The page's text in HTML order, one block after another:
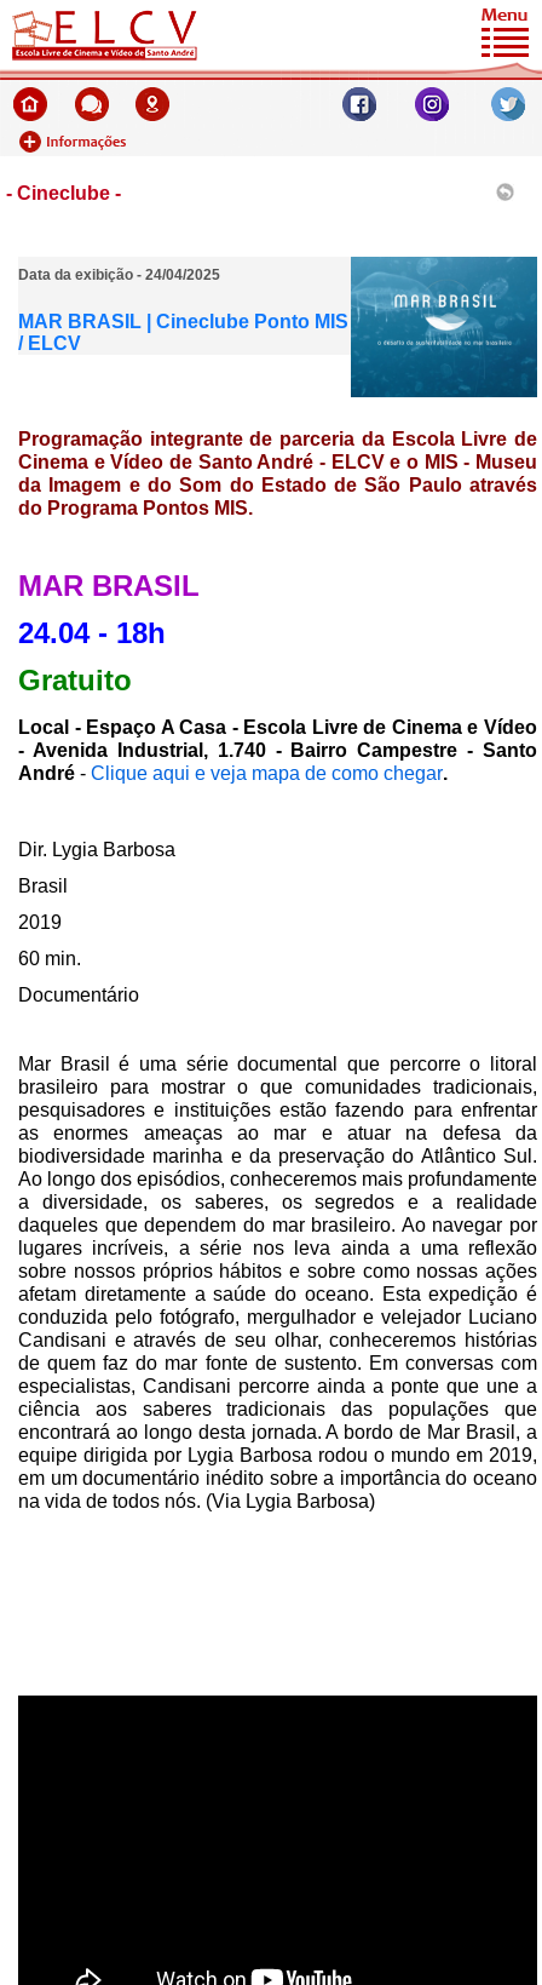
- Cineclube -
Data da exibição - 24/04/2025
MAR BRASIL | Cineclube Ponto MIS
/ ELCV
Programação integrante de parceria da Escola Livre de
Cinema e Vídeo de Santo André - ELCV e o MIS - Museu
da Imagem e do Som do Estado de São Paulo através
do Programa Pontos MIS.
MAR BRASIL
24.04 - 18h
Gratuito
Local - Espaço A Casa - Escola Livre de Cinema e Vídeo
- Avenida Industrial, 1.740 - Bairro Campestre - Santo
André - Clique aqui e veja mapa de como chegar.
Dir. Lygia Barbosa
Brasil
2019
60 min.
Documentário
Mar Brasil é uma série documental que percorre o litoral
brasileiro para mostrar o que comunidades tradicionais,
pesquisadores e instituições estão fazendo para enfrentar
as enormes ameaças ao mar e atuar na defesa da
biodiversidade marinha e da preservação do Atlântico Sul.
Ao longo dos episódios, conheceremos mais profundamente
a diversidade, os saberes, os segredos e a realidade
daqueles que dependem do mar brasileiro. Ao navegar por
lugares incríveis, a série nos leva ainda a uma reflexão
sobre nossos próprios hábitos e sobre como nossas ações
afetam diretamente a saúde do oceano. Esta expedição é
conduzida pelo fotógrafo, mergulhador e velejador Luciano
Candisani e através de seu olhar, conheceremos histórias
de quem faz do mar fonte de sustento. Em conversas com
especialistas, Candisani percorre ainda a ponte que une a
ciência aos saberes tradicionais das populações que
encontrará ao longo desta jornada. A bordo de Mar Brasil, a
equipe dirigida por Lygia Barbosa rodou o mundo em 2019,
em um documentário inédito sobre a importância do oceano
na vida de todos nós. (Via Lygia Barbosa)